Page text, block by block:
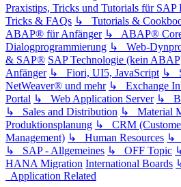
Praxistips, Tricks und Tutorials für SAP
Tricks & FAQs ↳ Tutorials &
ABAP® für Anfänger ↳ ABAP®
Dialogprogrammierung ↳ Web-
& SAP® SAP Technologie (kein
Anfänger ↳ Fiori, UI5, JavaScript ↳
NetWeaver® und mehr ↳ Exchange
Portal ↳ Web Application Server ↳
↳ Sales and Distribution ↳ Material
Produktionsplanung ↳ CRM
Management) ↳ Human Resources ↳
↳ SAP - Allgemeines ↳ OFF Topic
HANA Migration International Boards
Application Related